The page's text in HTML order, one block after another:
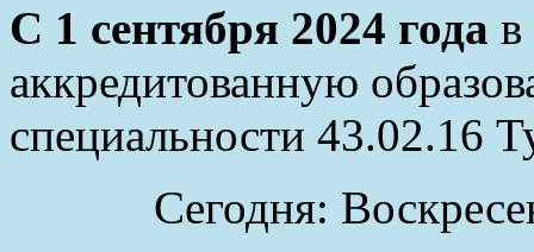
С 1 сентября 2024 года в
аккредитованную
специальности 43.02.16
Сегодня: